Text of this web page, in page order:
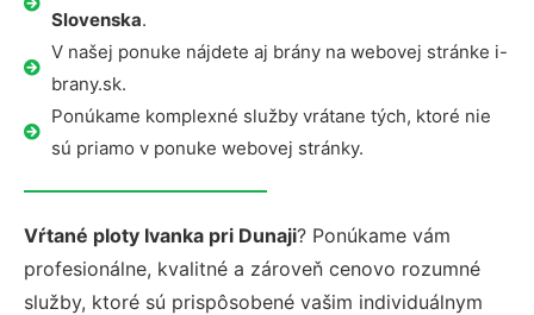
Slovenska.
V našej ponuke nájdete aj brány na webovej stránke i-
brany.sk.
Ponúkame komplexné služby vrátane tých, ktoré nie
sú priamo v ponuke webovej stránky.
Vŕtané ploty Ivanka pri Dunaji? Ponúkame vám
profesionálne, kvalitné a zároveň cenovo rozumné
služby, ktoré sú prispôsobené vašim individuálnym